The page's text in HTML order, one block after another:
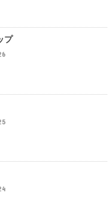
プ